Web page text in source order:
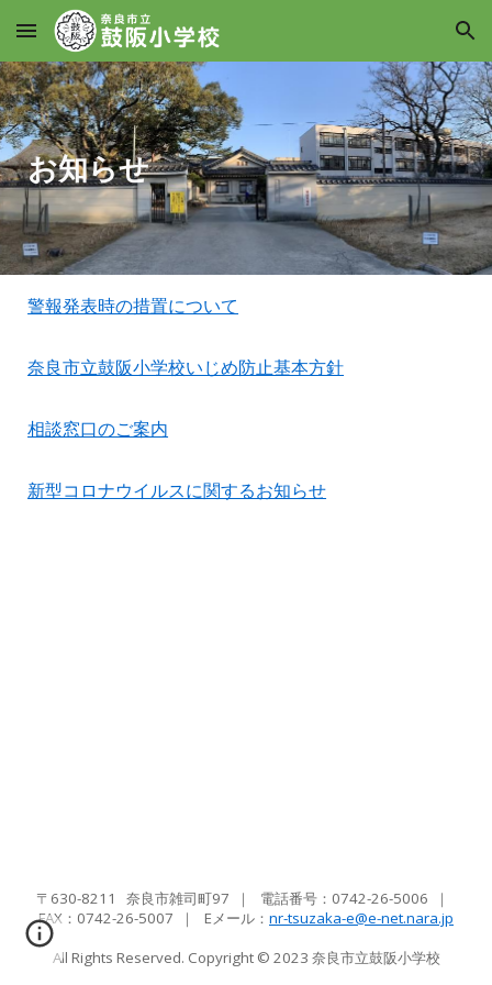
Skip to main content Skip to navigation
お知らせ
警報発表時の措置について
奈良市立鼓阪小学校いじめ防止基本方針
相談窓口のご案内
新型コロナウイルスに関するお知らせ
〒630-8211 奈良市雑司町97 ｜ 電話番号：0742-26-5006 ｜
FAX： 0742-26-5007 ｜ Eメール ： nr-tsuzaka-e@e-net.nara.jp
All Rights Reserved. Copyright © 2023 奈良市立鼓阪小学校